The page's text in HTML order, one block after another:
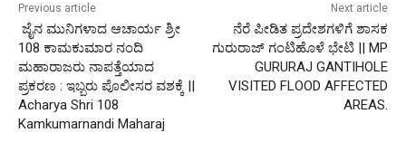
Previous article
ಜೈನ ಮುನಿಗಳಾದ ಆಚಾರ್ಯ ಶ್ರೀ
108 ಕಾಮಕುಮಾರ ನಂದಿ
ಮಹಾರಾಜರು ನಾಪತ್ತೆಯಾದ
ಪ್ರಕರಣ : ಇಬ್ಬರು ಪೊಲೀಸರ ವಶಕ್ಕೆ ||
Acharya Shri 108
Kamkumarnandi Maharaj
Next article
ನೆರೆ ಪೀಡಿತ ಪ್ರದೇಶಗಳಿಗೆ ಶಾಸಕ
ಗುರುರಾಜ್ ಗಂಟಿಹೊಳೆ ಭೇಟಿ || MP
GURURAJ GANTIHOLE
VISITED FLOOD AFFECTED
AREAS.